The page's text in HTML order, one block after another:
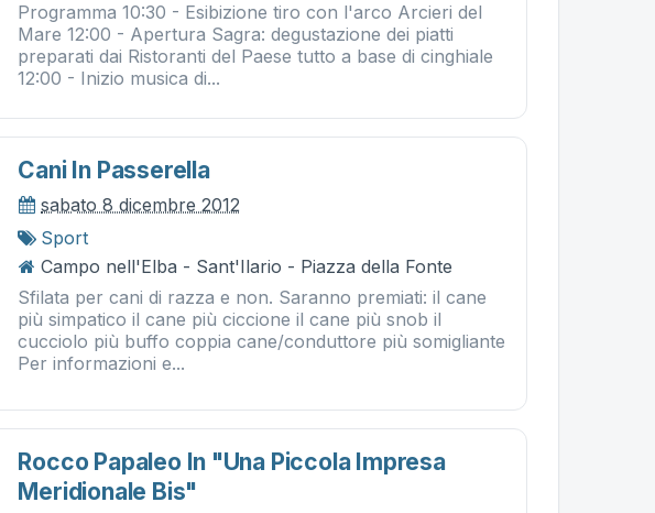
Programma 10:30 - Esibizione tiro con l'arco Arcieri del
Mare 12:00 - Apertura Sagra: degustazione dei piatti
preparati dai Ristoranti del Paese tutto a base di cinghiale
12:00 - Inizio musica di...
Cani In Passerella
sabato 8 dicembre 2012
Sport
Campo nell'Elba - Sant'Ilario - Piazza della Fonte
Sfilata per cani di razza e non. Saranno premiati: il cane
più simpatico il cane più ciccione il cane più snob il
cucciolo più buffo coppia cane/conduttore più somigliante
Per informazioni e...
Rocco Papaleo In "una Piccola Impresa
Meridionale Bis"